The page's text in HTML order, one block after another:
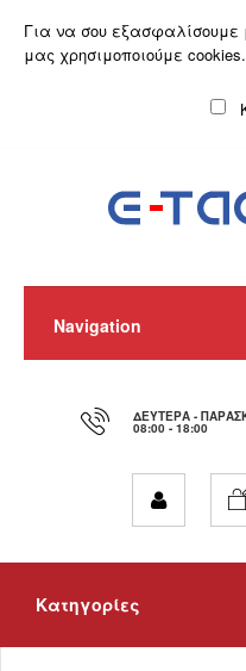
Για να σου εξασφαλίσουμε
μας χρησιμοποιούμε cookies.
Ο Λογαριασμός μου
Navigation
ΔΕΥΤΈΡΑ -
08:00 - 18:00
Κατηγορίες